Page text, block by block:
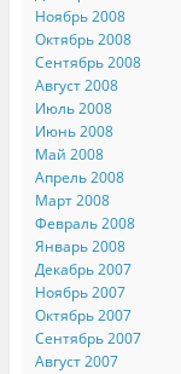
Ноябрь 2008
Октябрь 2008
Сентябрь 2008
Август 2008
Июль 2008
Июнь 2008
Май 2008
Апрель 2008
Март 2008
Февраль 2008
Январь 2008
Декабрь 2007
Ноябрь 2007
Октябрь 2007
Сентябрь 2007
Август 2007